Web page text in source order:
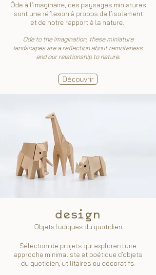
Ôde à l’imaginaire, ces paysages miniatures
sont une réflexion à propos de l’isolement
et de notre rapport à la nature.
Ode to the imagination, these miniature
landscapes are a reflection about remoteness
and our relationship to nature.
Découvrir
design
Objets ludiques du quotidien
Sélection de projets qui explorent une
approche minimaliste et poétique d’objets
du quotidien, utilitaires ou décoratifs.